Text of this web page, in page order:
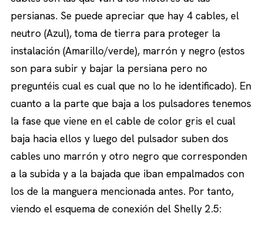
persianas. Se puede apreciar que hay 4 cables, el
neutro (Azul), toma de tierra para proteger la
instalación (Amarillo/verde), marrón y negro (estos
son para subir y bajar la persiana pero no
preguntéis cual es cual que no lo he identificado). En
cuanto a la parte que baja a los pulsadores tenemos
la fase que viene en el cable de color gris el cual
baja hacia ellos y luego del pulsador suben dos
cables uno marrón y otro negro que corresponden
a la subida y a la bajada que iban empalmados con
los de la manguera mencionada antes. Por tanto,
viendo el esquema de conexión del Shelly 2.5: